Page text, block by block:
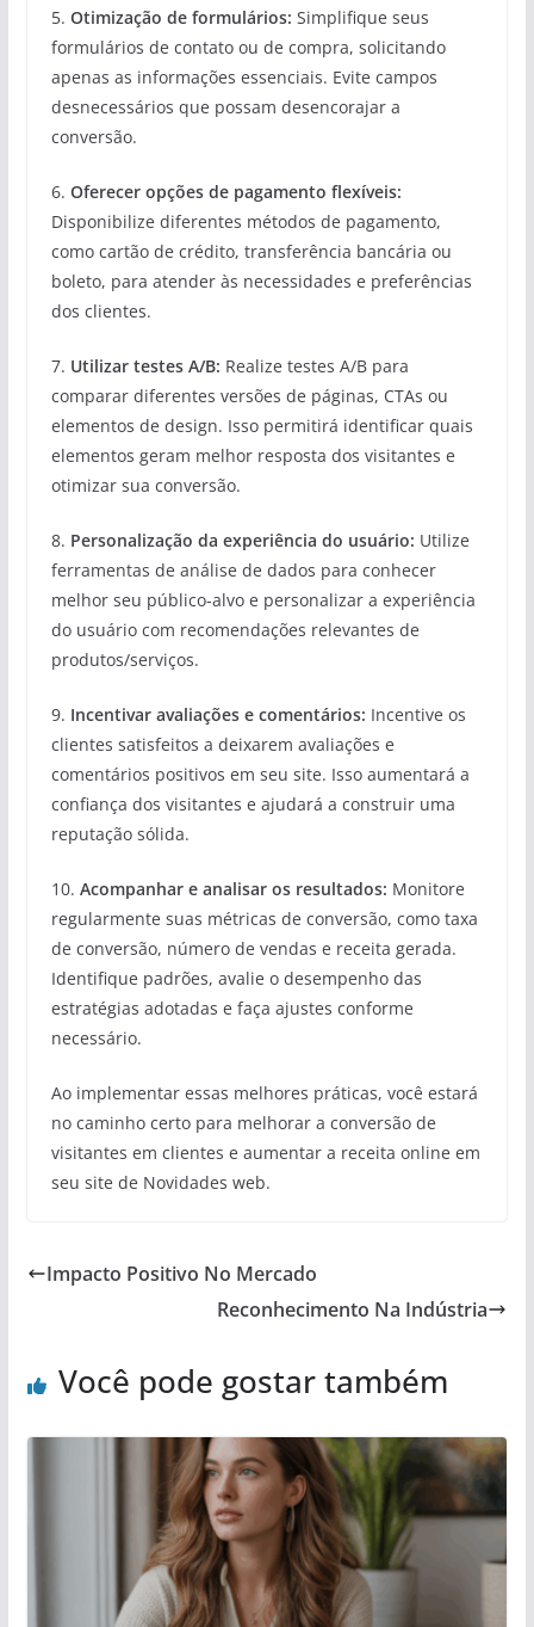
5. Otimização de formulários: Simplifique seus
formulários de contato ou de compra, solicitando
apenas as informações essenciais. Evite campos
desnecessários que possam desencorajar a
conversão.
6. Oferecer opções de pagamento flexíveis:
Disponibilize diferentes métodos de pagamento,
como cartão de crédito, transferência bancária ou
boleto, para atender às necessidades e preferências
dos clientes.
7. Utilizar testes A/B: Realize testes A/B para
comparar diferentes versões de páginas, CTAs ou
elementos de design. Isso permitirá identificar quais
elementos geram melhor resposta dos visitantes e
otimizar sua conversão.
8. Personalização da experiência do usuário: Utilize
ferramentas de análise de dados para conhecer
melhor seu público-alvo e personalizar a experiência
do usuário com recomendações relevantes de
produtos/serviços.
9. Incentivar avaliações e comentários: Incentive os
clientes satisfeitos a deixarem avaliações e
comentários positivos em seu site. Isso aumentará a
confiança dos visitantes e ajudará a construir uma
reputação sólida.
10. Acompanhar e analisar os resultados: Monitore
regularmente suas métricas de conversão, como taxa
de conversão, número de vendas e receita gerada.
Identifique padrões, avalie o desempenho das
estratégias adotadas e faça ajustes conforme
necessário.
Ao implementar essas melhores práticas, você estará
no caminho certo para melhorar a conversão de
visitantes em clientes e aumentar a receita online em
seu site de Novidades web.
Impacto Positivo No Mercado
Reconhecimento Na Indústria
Você pode gostar também